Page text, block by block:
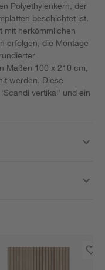
Polyethylenkern, der
beschichtet ist.
mit herkömmlichen
erfolgen, die Montage
Maßen 100 x 210 cm,
werden. Diese
vertikal' und ein